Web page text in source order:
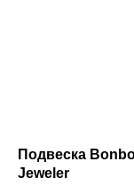
Подвеска
Jeweler